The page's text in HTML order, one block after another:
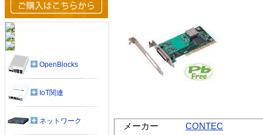
メーカー
CONTEC
OpenBlocks
IoT関連
ネットワーク